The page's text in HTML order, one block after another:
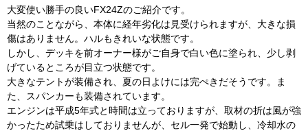
大変使い勝手の良いFX24Zのご紹介です。
当然のことながら、本体に経年劣化は見受けられますが、大きな損
傷はありません。ハルもきれいな状態です。
しかし、デッキを前オーナー様がご自身で白い色に塗られ、少し剥
げているところが目立つ状態です。
大きなテントが装備され、夏の日よけには完ぺきだそうです。ま
た、スパンカーも装備されています。
エンジンは平成5年式と時間は立っておりますが、取材の折は風が強
かったため試乗はしておりませんが、セル一発で始動し、冷却水の